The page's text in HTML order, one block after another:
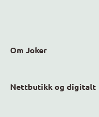
Om Joker
Nettbutikk og digitalt